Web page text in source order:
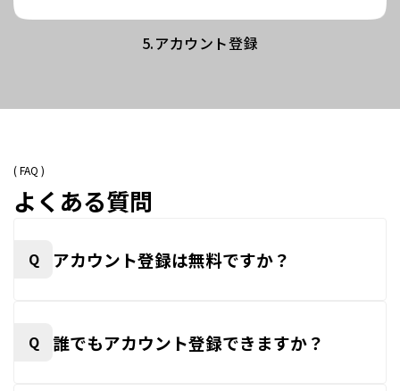
5.アカウント登録
( FAQ )
よくある質問
Q アカウント登録は無料ですか？
Q 誰でもアカウント登録できますか？